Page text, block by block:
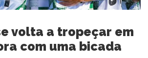
volta a tropeçar em
com uma bicada